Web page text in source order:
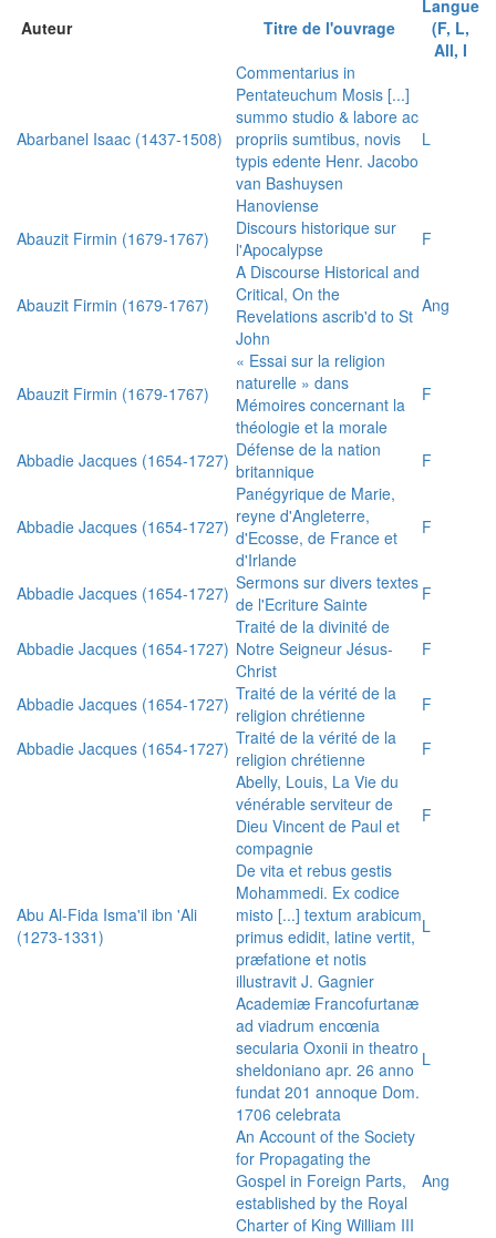
Auteur Titre de l'ouvrage
Langue
(F, L,
All, I
Abarbanel Isaac (1437-1508)
Commentarius in
Pentateuchum Mosis [...]
summo studio & labore ac
propriis sumtibus, novis
typis edente Henr. Jacobo
van Bashuysen
Hanoviense
L
Abauzit Firmin (1679-1767)
Discours historique sur
l'Apocalypse
F
Abauzit Firmin (1679-1767)
A Discourse Historical and
Critical, On the
Revelations ascrib'd to St
John
Ang
Abauzit Firmin (1679-1767)
« Essai sur la religion
naturelle » dans
Mémoires concernant la
théologie et la morale
F
Abbadie Jacques (1654-1727) Défense de la nation
britannique
F
Abbadie Jacques (1654-1727)
Panégyrique de Marie,
reyne d'Angleterre,
d'Ecosse, de France et
d'Irlande
F
Abbadie Jacques (1654-1727) Sermons sur divers textes
de l'Ecriture Sainte
F
Abbadie Jacques (1654-1727)
Traité de la divinité de
Notre Seigneur Jésus-
Christ
F
Abbadie Jacques (1654-1727) Traité de la vérité de la
religion chrétienne
F
Abbadie Jacques (1654-1727) Traité de la vérité de la
religion chrétienne
F
Abelly, Louis, La Vie du
vénérable serviteur de
Dieu Vincent de Paul et
compagnie
F
Abu Al-Fida Isma'il ibn 'Ali
(1273-1331)
De vita et rebus gestis
Mohammedi. Ex codice
misto [...] textum arabicum
primus edidit, latine vertit,
præfatione et notis
illustravit J. Gagnier
L
Academiæ Francofurtanæ
ad viadrum encœnia
secularia Oxonii in theatro
sheldoniano apr. 26 anno
fundat 201 annoque Dom.
1706 celebrata
L
An Account of the Society
for Propagating the
Gospel in Foreign Parts,
established by the Royal
Charter of King William III
Ang